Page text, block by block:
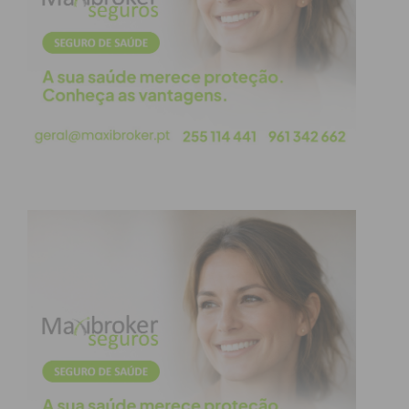
Eficiência e Escalabilidade
Para além do controlo clínico, a equipa destaca o
“desvio afetivo” criado pela tecnologia, que
humanizou o contacto entre profissionais e
permitindo a sua adaptação a outras patologias
crónicas que exijam rigor posológico.
O projeto surge como um exemplo de
Cuidados de
Saúde Baseados em Valor , demonstrando como a
inovação no Serviço Nacional de Saúde (SNS) pode
ser simultaneamente tecnológica, eficiente e
próxima do cidadão.